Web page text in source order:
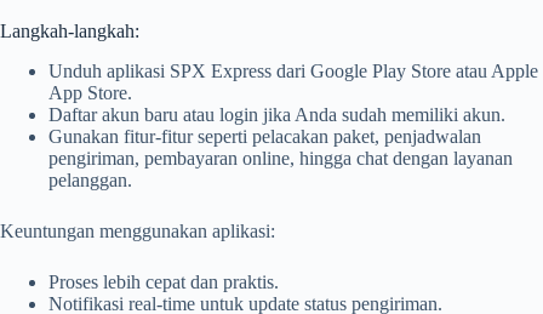
Langkah-langkah:
Unduh aplikasi SPX Express dari Google Play Store atau Apple
App Store.
Daftar akun baru atau login jika Anda sudah memiliki akun.
Gunakan fitur-fitur seperti pelacakan paket, penjadwalan
pengiriman, pembayaran online, hingga chat dengan layanan
pelanggan.
Keuntungan menggunakan aplikasi:
Proses lebih cepat dan praktis.
Notifikasi real-time untuk update status pengiriman.